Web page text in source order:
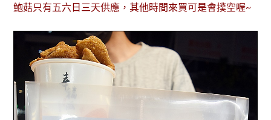
鮑菇只有五六日三天供應，其他時間來買可是會撲空喔~